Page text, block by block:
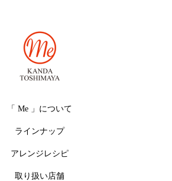
「 Me 」について
ラインナップ
アレンジレシピ
取り扱い店舗